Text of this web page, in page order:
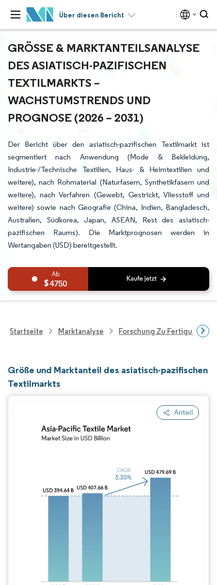
Über diesen Bericht
GRÖSSE & MARKTANTEILSANALYSE D
ES ASIATISCH-PAZIFISCHEN T
EXTILMARKTS – W
ACHSTUMSTRENDS UND P
ROGNOSE (2026 – 2031)
Der Bericht über den asiatisch-pazifischen Textilmarkt ist
segmentiert nach Anwendung (Mode & Bekleidung,
Industrie-/Technische Textilien, Haus- & Heimtextilien und
weitere), nach Rohmaterial (Naturfasern, Synthetikfasern und
weitere), nach Verfahren (Gewebt, Gestrickt, Vliesstoff und
weitere) sowie nach Geografie (China, Indien, Bangladesch,
Australien, Südkorea, Japan, ASEAN, Rest des asiatisch-
pazifischen Raums). Die Marktprognosen werden in
Wertangaben (USD) bereitgestellt.
4750
Startseite Marktanalyse Forschung Zu
Größe und Marktanteil des asiatisch-pazifischen
Textilmarkts
Anteil